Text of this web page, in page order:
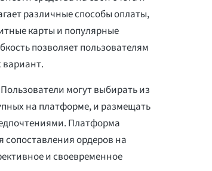
различные способы оплаты,
карты и популярные
позволяет пользователям
могут выбирать из
на платформе, и размещать
Платформа
сопоставления ордеров на
и своевременное